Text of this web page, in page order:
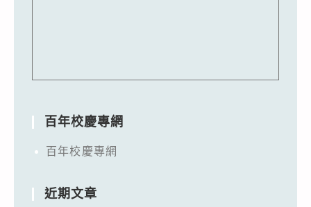
百年校慶專網
百年校慶專網
近期文章